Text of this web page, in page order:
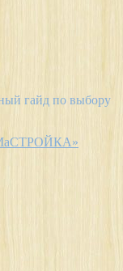
гайд по выбору